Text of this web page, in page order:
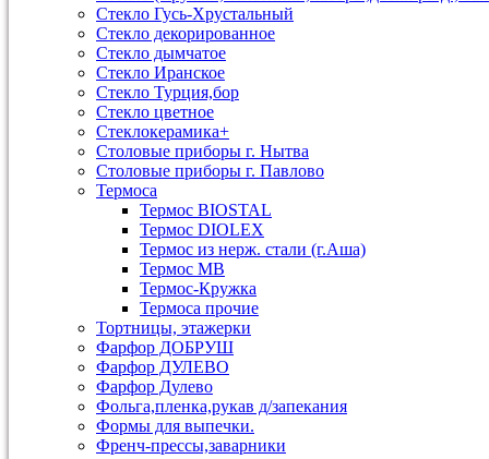
Стекло Гусь-Хрустальный
Стекло декорированное
Стекло дымчатое
Стекло Иранское
Стекло Турция,бор
Стекло цветное
Стеклокерамика+
Столовые приборы г. Нытва
Столовые приборы г. Павлово
Термоса
Термос BIOSTAL
Термос DIOLEX
Термос из нерж. стали (г.Аша)
Термос МВ
Термос-Кружка
Термоса прочие
Тортницы, этажерки
Фарфор ДОБРУШ
Фарфор ДУЛЕВО
Фарфор Дулево
Фольга,пленка,рукав д/запекания
Формы для выпечки.
Френч-прессы,заварники